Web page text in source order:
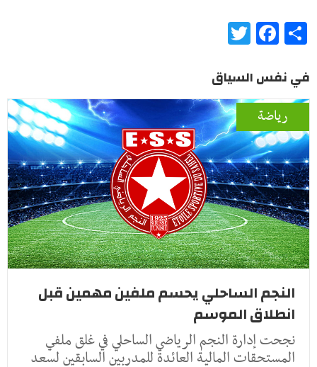
Share
Facebook
في نفس السياق
رياضة
النجم الساحلي يحسم ملفين مهمين قبل
انطلاق الموسم
نجحت إدارة النجم الرياضي الساحلي في غلق ملفي
المستحقات المالية العائدة للمدربين السابقين لسعد